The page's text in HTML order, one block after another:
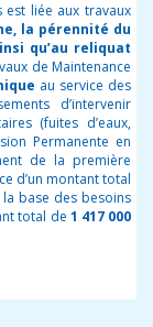
liée aux travaux
la pérennité du
qu’au reliquat
de Maintenance
au service des
d’intervenir
(fuites d’eaux,
Permanente en
de la première
d’un montant total
la base des besoins
total de 1 417 000